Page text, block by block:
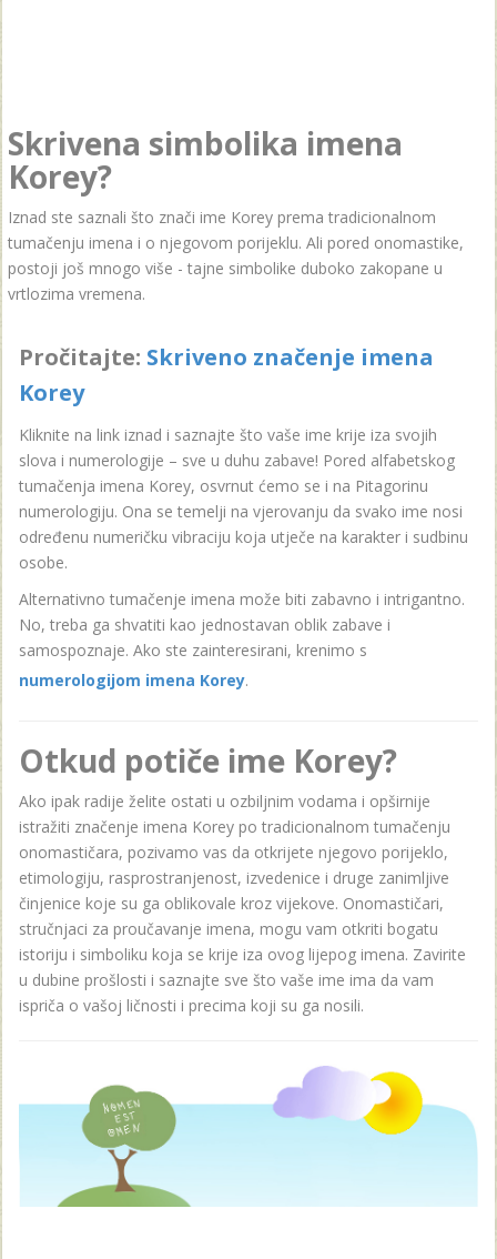
Skrivena simbolika imena
Korey?
Iznad ste saznali što znači ime Korey prema tradicionalnom
tumačenju imena i o njegovom porijeklu. Ali pored onomastike,
postoji još mnogo više - tajne simbolike duboko zakopane u
vrtlozima vremena.
Pročitajte: Skriveno značenje imena
Korey
Kliknite na link iznad i saznajte što vaše ime krije iza svojih
slova i numerologije – sve u duhu zabave! Pored alfabetskog
tumačenja imena Korey, osvrnut ćemo se i na Pitagorinu
numerologiju. Ona se temelji na vjerovanju da svako ime nosi
određenu numeričku vibraciju koja utječe na karakter i sudbinu
osobe.
Alternativno tumačenje imena može biti zabavno i intrigantno.
No, treba ga shvatiti kao jednostavan oblik zabave i
samospoznaje. Ako ste zainteresirani, krenimo s
numerologijom imena Korey.
Otkud potiče ime Korey?
Ako ipak radije želite ostati u ozbiljnim vodama i opširnije
istražiti značenje imena Korey po tradicionalnom tumačenju
onomastičara, pozivamo vas da otkrijete njegovo porijeklo,
etimologiju, rasprostranjenost, izvedenice i druge zanimljive
činjenice koje su ga oblikovale kroz vijekove. Onomastičari,
stručnjaci za proučavanje imena, mogu vam otkriti bogatu
istoriju i simboliku koja se krije iza ovog lijepog imena. Zavirite
u dubine prošlosti i saznajte sve što vaše ime ima da vam
ispriča o vašoj ličnosti i precima koji su ga nosili.